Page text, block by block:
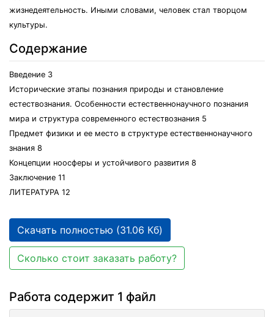
жизнедеятельность. Иными словами, человек стал творцом
культуры.
Содержание
Введение 3
Исторические этапы познания природы и становление
естествознания. Особенности естественнонаучного познания
мира и структура современного естествознания 5
Предмет физики и ее место в структуре естественнонаучного
знания 8
Концепции ноосферы и устойчивого развития 8
Заключение 11
ЛИТЕРАТУРА 12
Скачать полностью (31.06 Кб)
Сколько стоит заказать работу?
Работа содержит 1 файл